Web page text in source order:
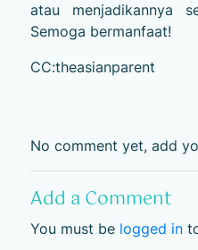
atau menjadikannya
Semoga bermanfaat!
CC:theasianparent
No comment yet, add
Add a Comment
You must be logged in